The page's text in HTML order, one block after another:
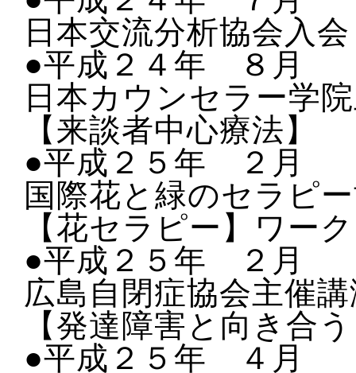
日本交流分析協会入会
●平成２４年 ８月
日本カウンセラー学
【来談者中心療法】
●平成２５年 ２月
国際花と緑のセラピ
【花セラピー】ワー
●平成２５年 ２月
広島自閉症協会主催
【発達障害と向き合
●平成２５年 ４月